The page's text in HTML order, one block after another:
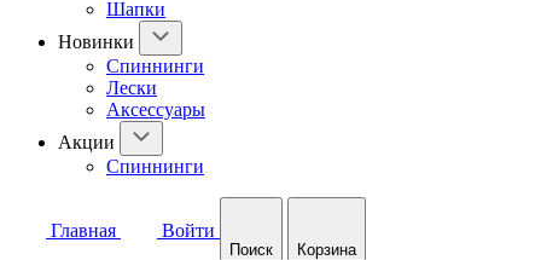
Шапки
Новинки
Спиннинги
Лески
Аксессуары
Акции
Спиннинги
Главная Войти
Поиск Корзина